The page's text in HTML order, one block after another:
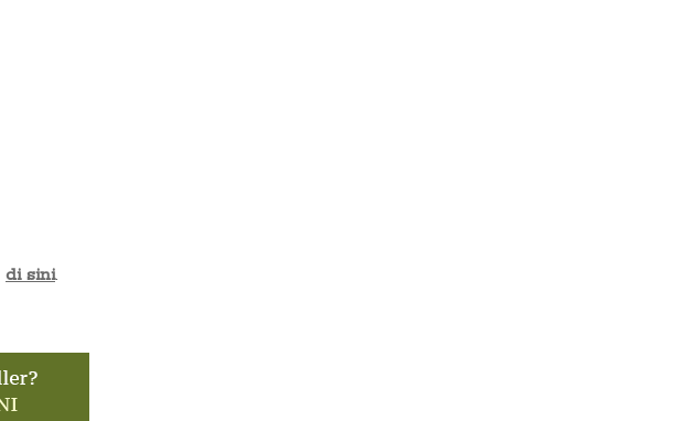
di sini.